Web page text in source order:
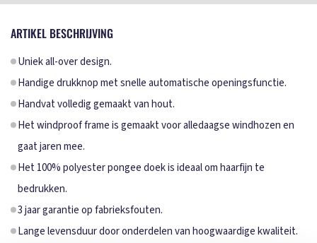
ARTIKEL BESCHRIJVING
Uniek all-over design.
Handige drukknop met snelle automatische openingsfunctie.
Handvat volledig gemaakt van hout.
Het windproof frame is gemaakt voor alledaagse windhozen en
gaat jaren mee.
Het 100% polyester pongee doek is ideaal om haarfijn te
bedrukken.
3 jaar garantie op fabrieksfouten.
Lange levensduur door onderdelen van hoogwaardige kwaliteit.